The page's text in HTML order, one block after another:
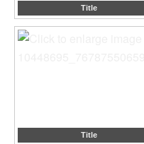
Title
Title